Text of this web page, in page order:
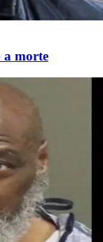
a morte